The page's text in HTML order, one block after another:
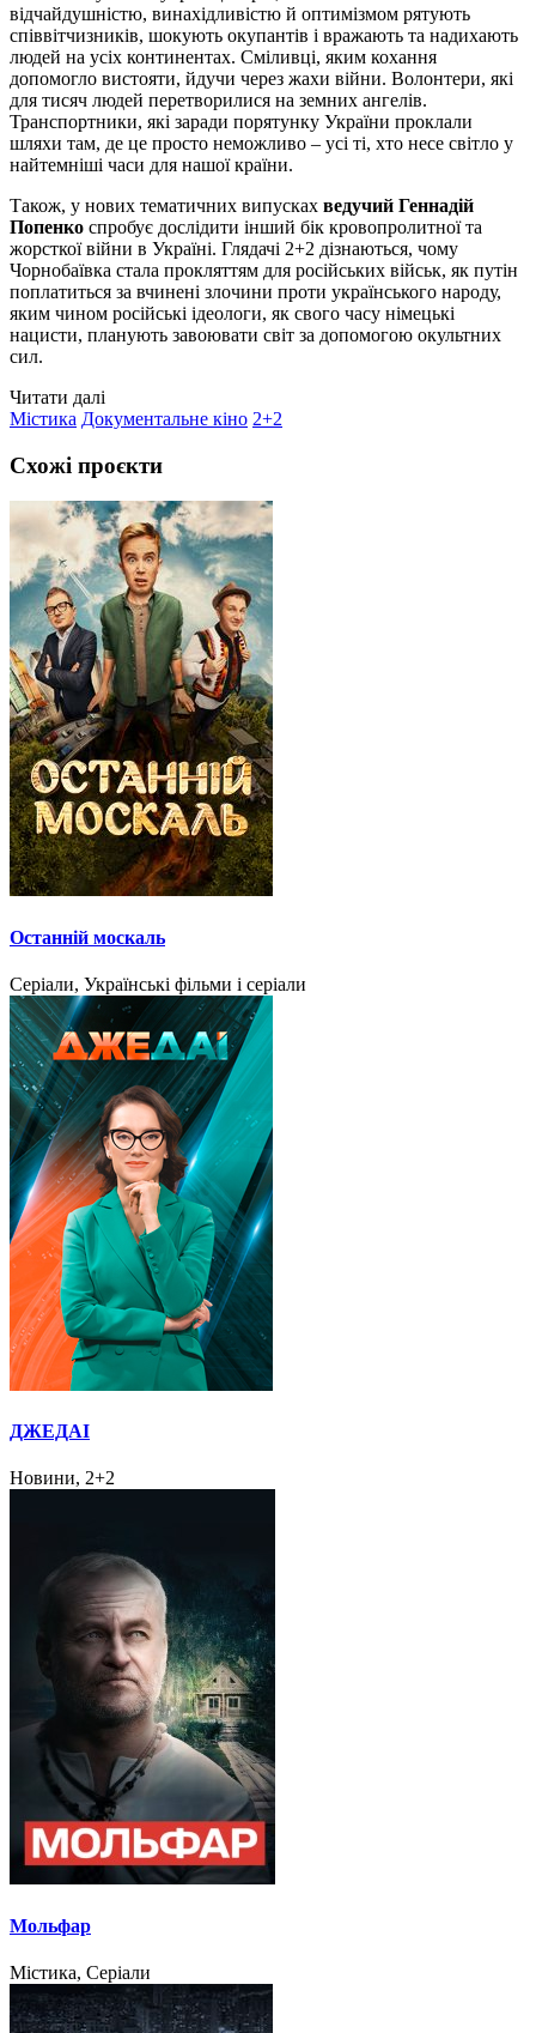
відчайдушністю, винахідливістю й оптимізмом рятують
співвітчизників, шокують окупантів і вражають та надихають
людей на усіх континентах. Сміливці, яким кохання
допомогло вистояти, йдучи через жахи війни. Волонтери, які
для тисяч людей перетворилися на земних ангелів.
Транспортники, які заради порятунку України проклали
шляхи там, де це просто неможливо – усі ті, хто несе світло у
найтемніші часи для нашої країни.
Також, у нових тематичних випусках ведучий Геннадій
Попенко спробує дослідити інший бік кровопролитної та
жорсткої війни в Україні. Глядачі 2+2 дізнаються, чому
Чорнобаївка стала прокляттям для російських військ, як путін
поплатиться за вчинені злочини проти українського народу,
яким чином російські ідеологи, як свого часу німецькі
нацисти, планують завоювати світ за допомогою окультних
сил.
Читати далі
Містика Документальне кіно 2+2
Схожі проєкти
Останній москаль
Серіали, Українські фільми і серіали
ДЖЕДАІ
Новини, 2+2
Мольфар
Містика, Серіали